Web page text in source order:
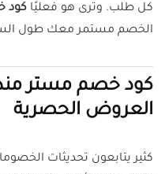
كل طلب. وترى هو فعليًا كود
الخصم مستمر معك طول
كود خصم مستر
العروض الحصرية
كثير يتابعون تحديثات